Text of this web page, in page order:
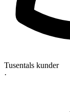
Tusentals kunder
·